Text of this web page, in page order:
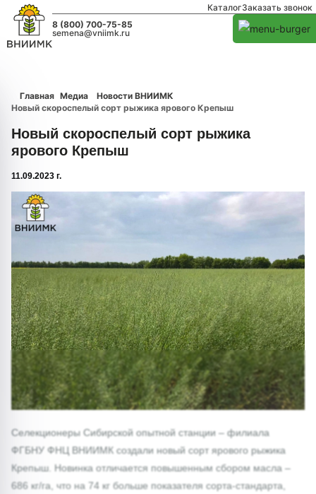
КаталогЗаказать звонок
8 (800) 700-75-85
semena@vniimk.ru
Главная Медиа
Новости ВНИИМК
Новый скороспелый сорт рыжика ярового Крепыш
Новый скороспелый сорт рыжика
ярового Крепыш
11.09.2023 г.
1/0
Селекционеры Сибирской опытной станции – филиала
ФГБНУ ФНЦ ВНИИМК создали новый сорт ярового рыжика
Крепыш. Новинка отличается повышенным сбором масла –
686 кг/га, что на 74 кг больше показателя сорта-стандарта,